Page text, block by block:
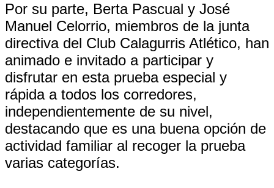
Por su parte, Berta Pascual y José
Manuel Celorrio, miembros de la junta
directiva del Club Calagurris Atlético, han
animado e invitado a participar y
disfrutar en esta prueba especial y
rápida a todos los corredores,
independientemente de su nivel,
destacando que es una buena opción de
actividad familiar al recoger la prueba
varias categorías.